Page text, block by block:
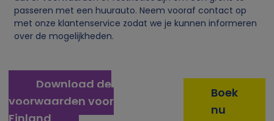
passeren met een huurauto. Neem vooraf contact op
met onze klantenservice zodat we je kunnen informeren
over de mogelijkheden.
Download de
voorwaarden voor
Boek
nu
c